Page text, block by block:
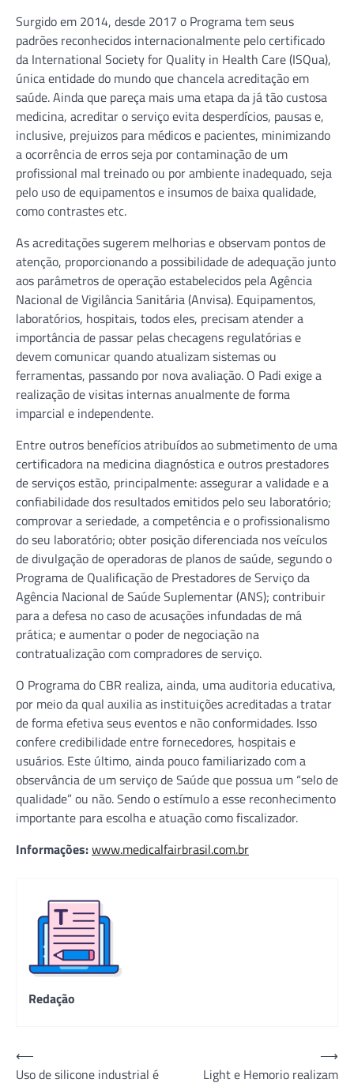
Surgido em 2014, desde 2017 o Programa tem seus
padrões reconhecidos internacionalmente pelo certificado
da International Society for Quality in Health Care (ISQua),
única entidade do mundo que chancela acreditação em
saúde. Ainda que pareça mais uma etapa da já tão custosa
medicina, acreditar o serviço evita desperdícios, pausas e,
inclusive, prejuizos para médicos e pacientes, minimizando
a ocorrência de erros seja por contaminação de um
profissional mal treinado ou por ambiente inadequado, seja
pelo uso de equipamentos e insumos de baixa qualidade,
como contrastes etc.
As acreditações sugerem melhorias e observam pontos de
atenção, proporcionando a possibilidade de adequação junto
aos parâmetros de operação estabelecidos pela Agência
Nacional de Vigilância Sanitária (Anvisa). Equipamentos,
laboratórios, hospitais, todos eles, precisam atender a
importância de passar pelas checagens regulatórias e
devem comunicar quando atualizam sistemas ou
ferramentas, passando por nova avaliação. O Padi exige a
realização de visitas internas anualmente de forma
imparcial e independente.
Entre outros benefícios atribuídos ao submetimento de uma
certificadora na medicina diagnóstica e outros prestadores
de serviços estão, principalmente: assegurar a validade e a
confiabilidade dos resultados emitidos pelo seu laboratório;
comprovar a seriedade, a competência e o profissionalismo
do seu laboratório; obter posição diferenciada nos veículos
de divulgação de operadoras de planos de saúde, segundo o
Programa de Qualificação de Prestadores de Serviço da
Agência Nacional de Saúde Suplementar (ANS); contribuir
para a defesa no caso de acusações infundadas de má
prática; e aumentar o poder de negociação na
contratualização com compradores de serviço.
O Programa do CBR realiza, ainda, uma auditoria educativa,
por meio da qual auxilia as instituições acreditadas a tratar
de forma efetiva seus eventos e não conformidades. Isso
confere credibilidade entre fornecedores, hospitais e
usuários. Este último, ainda pouco familiarizado com a
observância de um serviço de Saúde que possua um “selo de
qualidade” ou não. Sendo o estímulo a esse reconhecimento
importante para escolha e atuação como fiscalizador.
Informações:www.medicalfairbrasil.com.br
Redação
Navegação
⟵
Uso de silicone industrial é
Light e Hemorio realizam
⟶